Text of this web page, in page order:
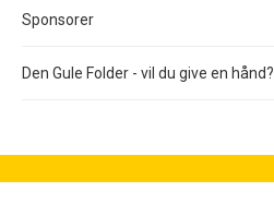
Sponsorer
Den Gule Folder - vil du give en hånd?